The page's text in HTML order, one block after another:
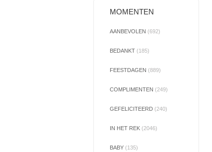
MOMENTEN
AANBEVOLEN (692)
BEDANKT (185)
FEESTDAGEN (889)
COMPLIMENTEN (249)
GEFELICITEERD (240)
IN HET REK (2046)
BABY (135)